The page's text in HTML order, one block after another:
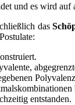
und es wird auf
das
entstanden.